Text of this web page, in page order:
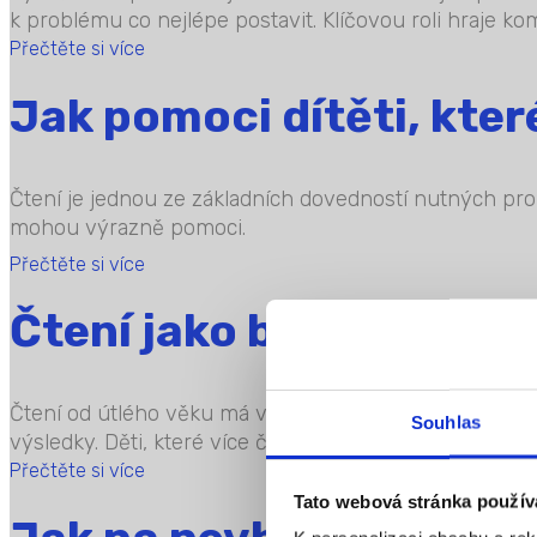
Souhlas
Tato webová stránka
k problému co nejlépe postavit. Klíčovou roli hraje
Přečtěte si více
Jak pomoci dítěti,
Čtení je jednou ze základních dovedností nutných
mohou výrazně pomoci.
Přečtěte si více
Čtení jako brána k
Čtení od útlého věku má velmi pozitivní vliv na
výsledky. Děti, které více čtou, častokrát dosahují
Přečtěte si více